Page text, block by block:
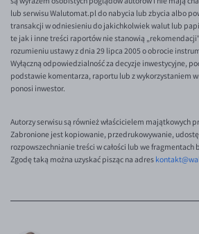
EUR/CAD
EUR/CNY
EUR/HKD
EUR/HUF
EUR/JPY
EUR/NZD
lub serwisu Walutomat.pl do nabycia lub zbycia albo
transakcji w odniesieniu do jakichkolwiek walut lub
te jak i inne treści raportów nie stanowią
rozumieniu ustawy z dnia 29 lipca 2005 o obrocie
Wyłączną odpowiedzialność za decyzje inwestycyjne,
podstawie komentarza, raportu lub z wykorzystaniem
ponosi inwestor.
Autorzy serwisu są również właścicielem majątkowych
Zabronione jest kopiowanie, przedrukowywanie,
rozpowszechnianie treści w całości lub we fragmentach
Zgodę taką można uzyskać pisząc na adres